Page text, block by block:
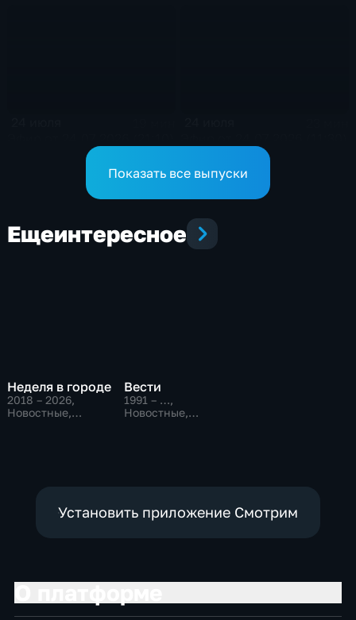
Показать все выпуски
Ещеинтересное
Неделя в городе
2018 – 2026,
Новостные,
Вести
1991 – …,
Новостные,
Установить приложение Смотрим